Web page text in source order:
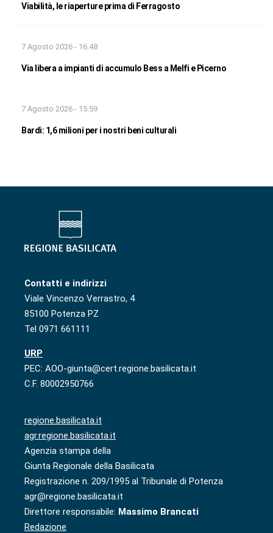
Viabilità, le riaperture prima di Ferragosto
7 Agosto 2026 - 16:48
Via libera a impianti di accumulo Bess a Melfi e Picerno
7 Agosto 2026 - 15:59
Bardi: 1,6 milioni per i nostri beni culturali
Contatti e indirizzi
Viale Vincenzo Verrastro, 4
85100 Potenza PZ
Tel 0971 661111
URP
PEC: AOO-giunta@cert.regione.basilicata.it
C.F. 80002950766
regione.basilicata.it
agr.regione.basilicata.it
Agenzia stampa della
Giunta Regionale della Basilicata
Registrazione n. 209/1995 al Tribunale di Potenza
agr@regione.basilicata.it
Direttore responsabile: Massimo Brancati
Redazione